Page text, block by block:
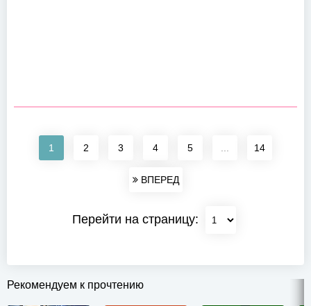
1 2 3 4 5 14
ВПЕРЕД
Перейти на страницу:
Рекомендуем к прочтению